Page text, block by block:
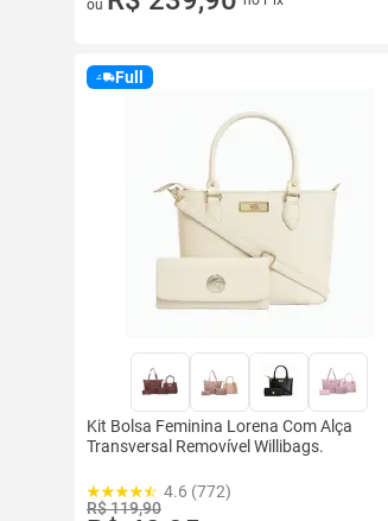
ou
Full
Kit Bolsa Feminina Lorena Com Alça
Transversal Removível Willibags.
4.6 (772)
R$ 119,90